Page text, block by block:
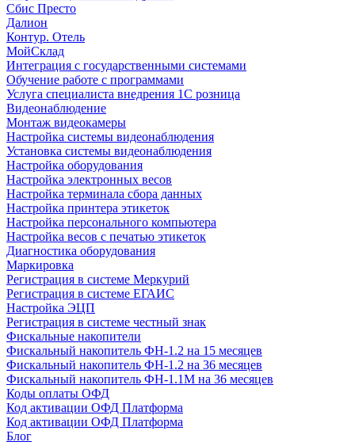
Сбис Престо
Далион
Контур. Отель
МойСклад
Интеграция с государственными системами
Обучение работе с программами
Услуга специалиста внедрения 1С розница
Видеонаблюдение
Монтаж видеокамеры
Настройка системы видеонаблюдения
Установка системы видеонаблюдения
Настройка оборудования
Настройка электронных весов
Настройка терминала сбора данных
Настройка принтера этикеток
Настройка персонального компьютера
Настройка весов с печатью этикеток
Диагностика оборудования
Маркировка
Регистрация в системе Меркурий
Регистрация в системе ЕГАИС
Настройка ЭЦП
Регистрация в системе честный знак
Фискальные накопители
Фискальный накопитель ФН-1.2 на 15 месяцев
Фискальный накопитель ФН-1.2 на 36 месяцев
Фискальный накопитель ФН-1.1М на 36 месяцев
Коды оплаты ОФД
Код активации ОФД Платформа
Код активации ОФД Платформа
Блог